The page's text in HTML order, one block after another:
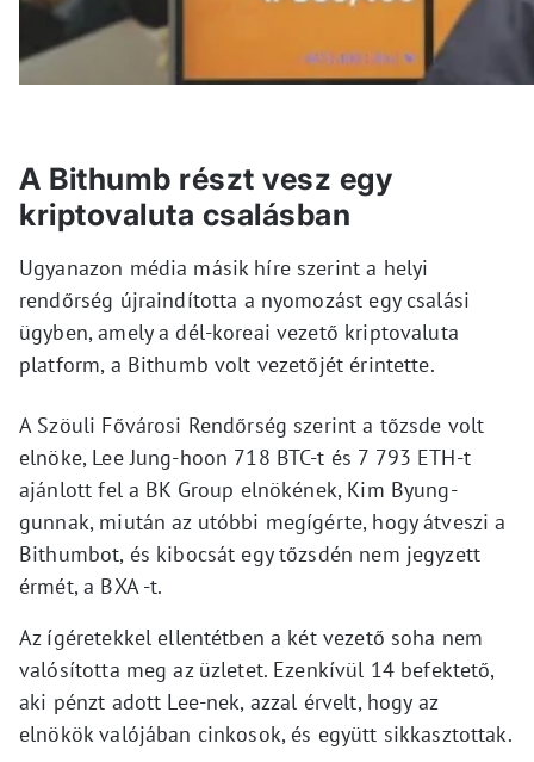
A Bithumb részt vesz egy
kriptovaluta csalásban
Ugyanazon média másik híre szerint a helyi
rendőrség újraindította a nyomozást egy csalási
ügyben, amely a dél-koreai vezető kriptovaluta
platform, a Bithumb volt vezetőjét érintette.
A Szöuli Fővárosi Rendőrség szerint a tőzsde volt
elnöke, Lee Jung-hoon 718 BTC-t és 7 793 ETH-t
ajánlott fel a BK Group elnökének, Kim Byung-
gunnak, miután az utóbbi megígérte, hogy átveszi a
Bithumbot, és kibocsát egy tőzsdén nem jegyzett
érmét, a BXA -t.
Az ígéretekkel ellentétben a két vezető soha nem
valósította meg az üzletet. Ezenkívül 14 befektető,
aki pénzt adott Lee-nek, azzal érvelt, hogy az
elnökök valójában cinkosok, és együtt sikkasztottak.